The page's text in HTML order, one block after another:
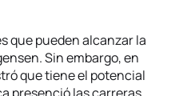
que pueden alcanzar la
Sin embargo, en
que tiene el potencial